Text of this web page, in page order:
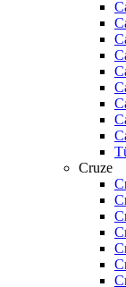
Cruze